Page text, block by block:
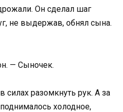
Он сделал шаг
не выдержав, обнял сына.
— Сыночек.
силах разомкнуть рук. А за
холодное,